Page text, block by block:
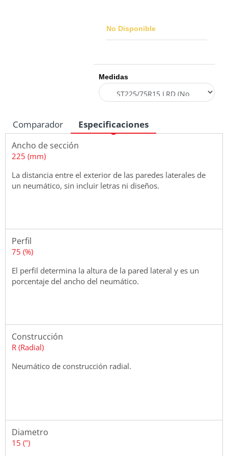
No Disponible
Medidas
Comparador Especificaciones
Ancho de sección
225 (mm)
La distancia entre el exterior de las paredes laterales de
un neumático, sin incluir letras ni diseños.
Perfil
75 (%)
El perfil determina la altura de la pared lateral y es un
porcentaje del ancho del neumático.
Construcción
R (Radial)
Neumático de construcción radial.
Diametro
15 (")